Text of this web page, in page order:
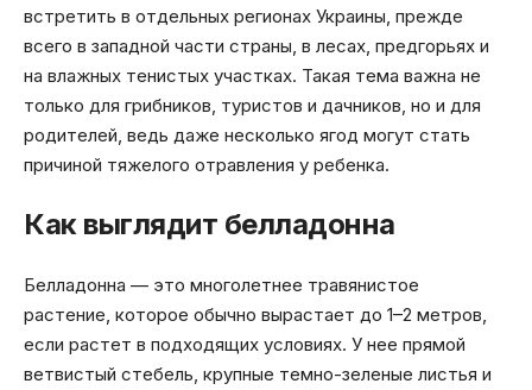
встретить в отдельных регионах Украины, прежде
всего в западной части страны, в лесах, предгорьях и
на влажных тенистых участках. Такая тема важна не
только для грибников, туристов и дачников, но и для
родителей, ведь даже несколько ягод могут стать
причиной тяжелого отравления у ребенка.
Как выглядит белладонна
Белладонна — это многолетнее травянистое
растение, которое обычно вырастает до 1–2 метров,
если растет в подходящих условиях. У нее прямой
ветвистый стебель, крупные темно-зеленые листья и